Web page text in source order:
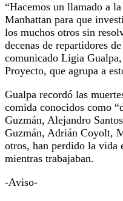
“Hacemos un llamado a
Manhattan para que
los muchos otros sin
decenas de repartidores
comunicado Ligia
Proyecto, que agrupa a
Gualpa recordó las
comida conocidos como
Guzmán, Alejandro
Guzmán, Adrián Coyolt,
otros, han perdido la vida
mientras trabajaban.
-Aviso-